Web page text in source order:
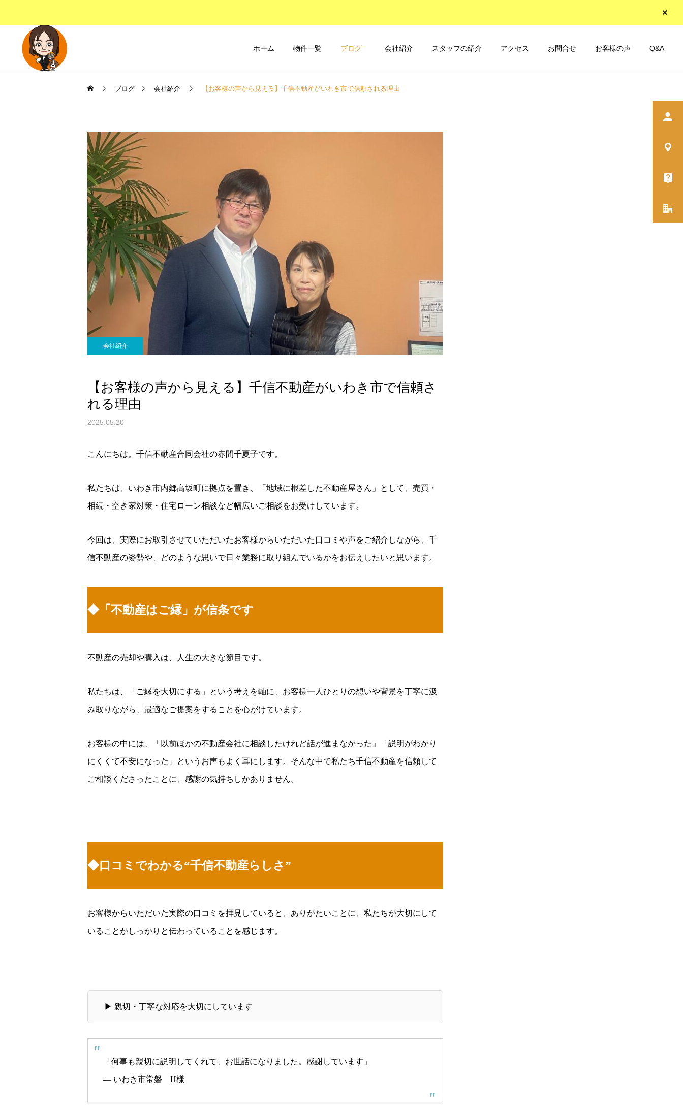
ホーム 物件一覧 ブログ 会社紹介 スタッフの紹介 アクセス お問合せ お客様の声 Q&A
ブログ 会社紹介 【お客様の声から見える】千信不動産がいわき市で信頼される理由
会社紹介
【お客様の声から見える】千信不動産がいわき市で信頼さ
れる理由
2025.05.20
こんにちは。千信不動産合同会社の赤間千夏子です。
私たちは、いわき市内郷高坂町に拠点を置き、「地域に根差した不動産屋さん」として、売買・
相続・空き家対策・住宅ローン相談など幅広いご相談をお受けしています。
今回は、実際にお取引させていただいたお客様からいただいた口コミや声をご紹介しながら、千
信不動産の姿勢や、どのような思いで日々業務に取り組んでいるかをお伝えしたいと思います。
◆「不動産はご縁」が信条です
不動産の売却や購入は、人生の大きな節目です。
私たちは、「ご縁を大切にする」という考えを軸に、お客様一人ひとりの想いや背景を丁寧に汲
み取りながら、最適なご提案をすることを心がけています。
お客様の中には、「以前ほかの不動産会社に相談したけれど話が進まなかった」「説明がわかり
にくくて不安になった」というお声もよく耳にします。そんな中で私たち千信不動産を信頼して
ご相談くださったことに、感謝の気持ちしかありません。
◆口コミでわかる“千信不動産らしさ”
お客様からいただいた実際の口コミを拝見していると、ありがたいことに、私たちが大切にして
いることがしっかりと伝わっていることを感じます。
▶ 親切・丁寧な対応を大切にしています
「何事も親切に説明してくれて、お世話になりました。感謝しています」
— いわき市常磐 H様